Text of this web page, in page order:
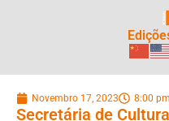
Novembro 17, 2023 8:00 pm
Secretária de